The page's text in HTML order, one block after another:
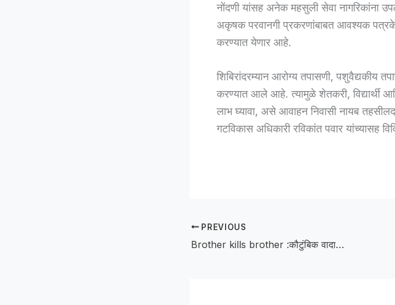
नोंदणी यांसह अनेक महसुली सेवा
अकृषक परवानगी प्रकरणांबाबत आवश्यक
करण्यात येणार आहे.
शिबिरांदरम्यान आरोग्य तपासणी, पशुवैद्यकीय
करण्यात आले आहे. त्यामुळे शेतकरी, विद्यार्थी
लाभ घ्यावा, असे आवाहन निवासी नायब
गटविकास अधिकारी रविकांत पवार यांच्यासह
PREVIOUS
Brother kills brother :कौटुंबिक वादाचा भीषण शेवट : सुटाळा बु. येथे भावानेच भावाचा घेतला जीव